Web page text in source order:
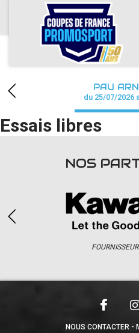
ACCUEIL
ACTUS
CALENDRIER
CHAMPIONNAT
RÉSULTATS
accéder à la
PAU
du 25/07/2026
Essais libres
NOS
NOUS CONTACTER